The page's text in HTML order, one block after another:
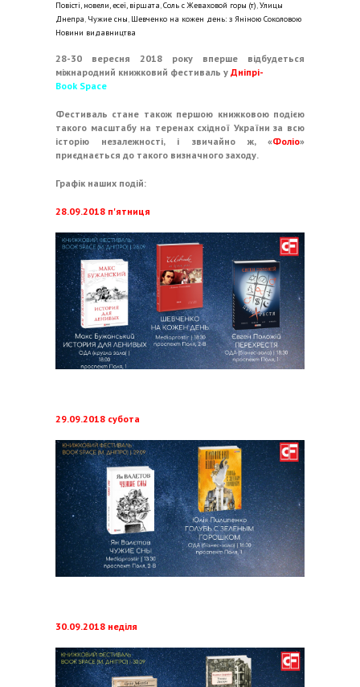
Повісті, новели, есеї, віршата,Соль с Жеваховой горы (т),Улицы
Днепра, Чужие сны, Шевченко на кожен день: з Яніною Соколовою
Новини видавництва
28-30 вересня 2018 року вперше відбудеться
міжнародний книжковий фестиваль у Дніпрі-
Book Space
Фестиваль стане також першою книжковою подією
такого масштабу на теренах східної України за всю
історію незалежності, і звичайно ж, «Фоліо»
приєднається до такого визначного заходу.
Графік наших подій:
28.09.2018 п'ятниця
29.09.2018 субота
30.09.2018 неділя